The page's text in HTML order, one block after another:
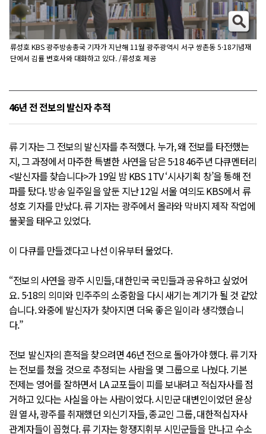
류성호 KBS 광주방송총국 기자가 지난해 11월 광주광역시 서구 쌍촌동 5·18기념재
단에서 김률 변호사와 대화하고 있다. /류성호 제공
46년 전 전보의 발신자 추적
류 기자는 그 전보의 발신자를 추적했다. 누가, 왜 전보를 타전했는
지, 그 과정에서 마주한 특별한 사연을 담은 5·18 46주년 다큐멘터리
<발신자를 찾습니다>가 19일 밤 KBS 1TV ‘시사기획 창’을 통해 전
파를 탔다. 방송 일주일을 앞둔 지난 12일 서울 여의도 KBS에서 류
성호 기자를 만났다. 류 기자는 광주에서 올라와 막바지 제작 작업에
불꽃을 태우고 있었다.
이 다큐를 만들겠다고 나선 이유부터 물었다.
“전보의 사연을 광주 시민들, 대한민국 국민들과 공유하고 싶었어
요. 5·18의 의미와 민주주의 소중함을 다시 새기는 계기가 될 것 같았
습니다. 와중에 발신자가 찾아지면 더욱 좋은 일이라 생각했습니
다.”
전보 발신자의 흔적을 찾으려면 46년 전으로 돌아가야 했다. 류 기자
는 전보를 쳤을 것으로 추정되는 사람을 몇 그룹으로 나눴다. 기본
전제는 영어를 잘하면서 LA 교포들이 피를 보내려고 적십자사를 점
거하고 있다는 사실을 아는 사람이었다. 시민군 대변인이었던 윤상
원 열사, 광주를 취재했던 외신기자들, 종교인 그룹, 대한적십자사
관계자들이 꼽혔다. 류 기자는 항쟁지휘부 시민군들을 만나고 수소